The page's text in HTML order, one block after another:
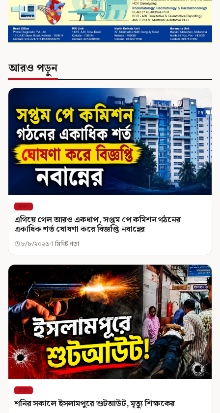
আরও পড়ুন
রাজ্য
এগিয়ে গেল আরও একধাপ, সপ্তম পে কমিশন গঠনের
একাধিক শর্ত ঘোষণা করে বিজ্ঞপ্তি নবান্নের
৮/৮/২০২৬ 1 মিনিট পড়া
রাজ্য
শনির সকালে ইসলামপুরে শুটআউট, মৃত্যু শিক্ষকের